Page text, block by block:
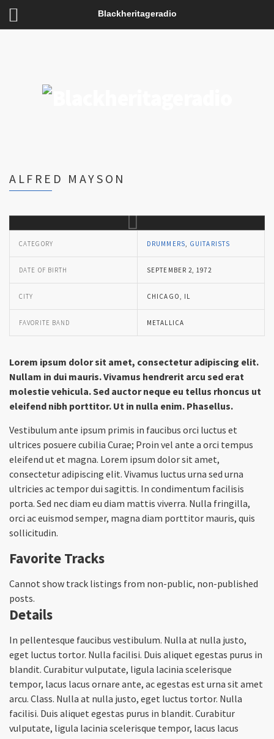
Blackheritageradio
ALFRED MAYSON
CATEGORY DRUMMERS, GUITARISTS
DATE OF BIRTH SEPTEMBER 2, 1972
CITY CHICAGO, IL
FAVORITE BAND METALLICA
Lorem ipsum dolor sit amet, consectetur adipiscing elit.
Nullam in dui mauris. Vivamus hendrerit arcu sed erat
molestie vehicula. Sed auctor neque eu tellus rhoncus ut
eleifend nibh porttitor. Ut in nulla enim. Phasellus.
Vestibulum ante ipsum primis in faucibus orci luctus et
ultrices posuere cubilia Curae; Proin vel ante a orci tempus
eleifend ut et magna. Lorem ipsum dolor sit amet,
consectetur adipiscing elit. Vivamus luctus urna sed urna
ultricies ac tempor dui sagittis. In condimentum facilisis
porta. Sed nec diam eu diam mattis viverra. Nulla fringilla,
orci ac euismod semper, magna diam porttitor mauris, quis
sollicitudin.
Favorite Tracks
Cannot show track listings from non-public, non-published
posts.
Details
In pellentesque faucibus vestibulum. Nulla at nulla justo,
eget luctus tortor. Nulla facilisi. Duis aliquet egestas purus in
blandit. Curabitur vulputate, ligula lacinia scelerisque
tempor, lacus lacus ornare ante, ac egestas est urna sit amet
arcu. Class. Nulla at nulla justo, eget luctus tortor. Nulla
facilisi. Duis aliquet egestas purus in blandit. Curabitur
vulputate, ligula lacinia scelerisque tempor, lacus lacus